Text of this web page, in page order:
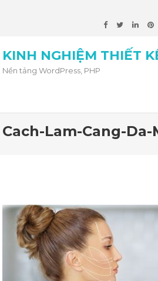
KINH NGHIỆM THIẾT
Nền tảng WordPress, PHP
Cach-Lam-Cang-Da-